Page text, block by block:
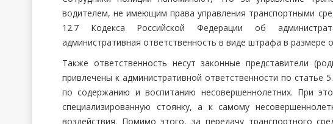
водителем, не имеющим права управления транспортными
12.7 Кодекса Российской Федерации об
административная ответственность в виде штрафа в размере
Также ответственность несут законные представители
привлечены к административной ответственности по статье
по содержанию и воспитанию несовершеннолетних. При
специализированную стоянку, а к самому
воздействия. Помимо этого, за передачу транспортного